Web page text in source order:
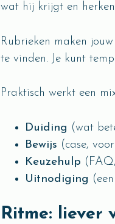
wat hij krijgt en
Rubrieken maken
te vinden. Je kunt
Praktisch werkt een
Duiding (wat
Bewijs (case,
Keuzehulp
Uitnodiging
Ritme: liever